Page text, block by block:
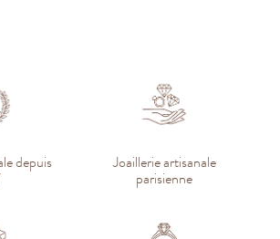
depuis Joaillerie artisanale
parisienne